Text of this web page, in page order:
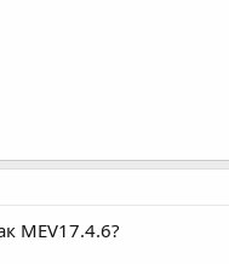
MEV17.4.6?